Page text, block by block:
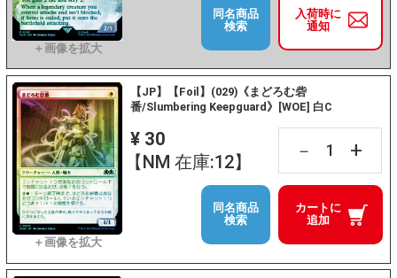
入荷時に
通知
同名商品
検索
【JP】【Foil】(029)《まどろむ砦
番/Slumbering Keepguard》[WOE] 白C
¥ 30
【NM 在庫:12】
－ +
カートに
追加
同名商品
検索